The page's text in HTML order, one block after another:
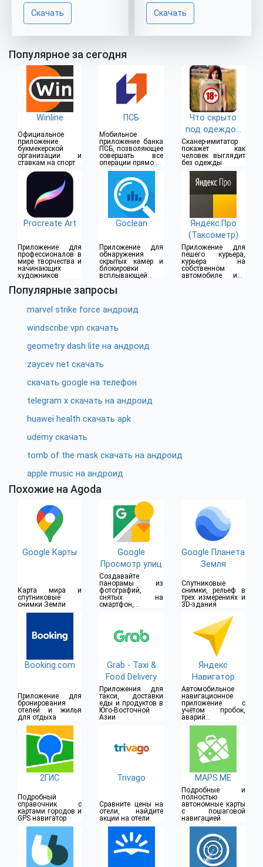
Скачать Скачать
Популярное за сегодня
Winline
Официальное
приложение
букмекерской
организации и
ставкам на спорт
ПСБ
Мобильное
приложение банка
ПСБ, позволяющее
совершать все
операции прямо из
дома
Что скрыто
под одеждой
(18+)
Сканер-имитатор
покажет как
человек выглядит
без одежды
Procreate Art
Приложение для
профессионалов в
мире творчества и
начинающих
художников
Goclean
Приложение для
обнаружения
скрытых камер и
блокировки
всплывающей
Яндекс.Про
(Таксометр)
Приложение для
пешего курьера,
курьера на
собственном
автомобиле или
Популярные запросы
marvel strike force андроид
windscribe vpn скачать
geometry dash lite на андроид
zaycev net скачать
скачать google на телефон
telegram x скачать на андроид
huawei health скачать apk
udemy скачать
tomb of the mask скачать на андроид
apple music на андроид
Похожие на Agoda
Google Карты
Карта мира и
спутниковые
снимки Земли
Google
Просмотр улиц
Создавайте
панорамы из
фотографий,
снятых на
смартфон, и
Google Планета
Земля
Спутниковые
снимки, рельеф в
трех измерениях и
3D-здания
Booking.com
Приложение для
бронирования
отелей и жилья
для отдыха
Grab - Taxi &
Food Delivery
Приложения для
такси, доставки
еды и продуктов в
Юго-Восточной
Азии
Яндекс
Навигатор
Автомобильное
навигационное
приложение с
учётом пробок,
аварий и
ремонтных работ
2ГИС
Подробный
справочник с
картами городов и
GPS навигатор
Trivago
Сравните цены на
отели, найдите
акции на отели
MAPS.ME
Подробные и
полностью
автономные карты
с пошаговой
навигацией